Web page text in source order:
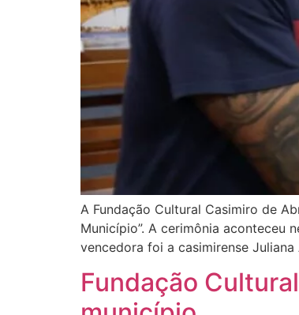
A Fundação Cultural Casimiro de
Município”. A cerimônia aconteceu
vencedora foi a casimirense
Fundação